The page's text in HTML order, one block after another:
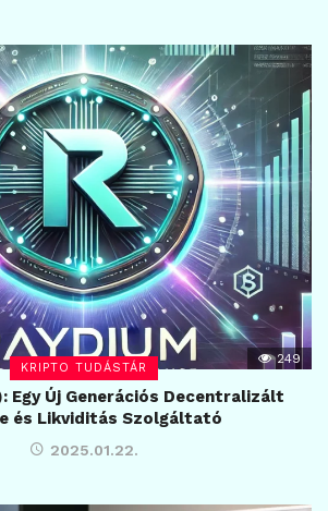
KRIPTO TUDÁSTÁR
249
Egy Új Generációs Decentralizált
és Likviditás Szolgáltató
2025.01.22.